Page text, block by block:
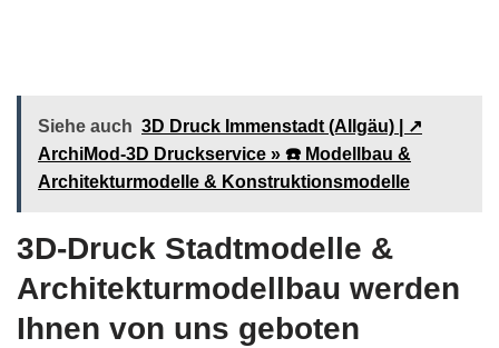
Siehe auch 3D Druck Immenstadt (Allgäu) | ↗️
ArchiMod-3D Druckservice » ☎️ Modellbau &
Architekturmodelle & Konstruktionsmodelle
3D-Druck Stadtmodelle &
Architekturmodellbau werden
Ihnen von uns geboten